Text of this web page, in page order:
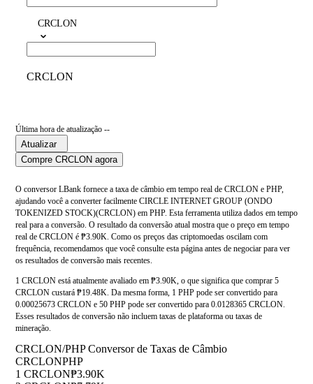
CRCLON
CRCLON
Última hora de atualização --
Atualizar
Compre CRCLON agora
O conversor LBank fornece a taxa de câmbio em tempo real de CRCLON e PHP,
ajudando você a converter facilmente CIRCLE INTERNET GROUP (ONDO
TOKENIZED STOCK)(CRCLON) em PHP. Esta ferramenta utiliza dados em tempo
real para a conversão. O resultado da conversão atual mostra que o preço em tempo
real de CRCLON é ₱3.90K. Como os preços das criptomoedas oscilam com
frequência, recomendamos que você consulte esta página antes de negociar para ver
os resultados de conversão mais recentes.
1 CRCLON está atualmente avaliado em ₱3.90K, o que significa que comprar 5
CRCLON custará ₱19.48K. Da mesma forma, 1 PHP pode ser convertido para
0.00025673 CRCLON e 50 PHP pode ser convertido para 0.0128365 CRCLON.
Esses resultados de conversão não incluem taxas de plataforma ou taxas de
mineração.
CRCLON/PHP Conversor de Taxas de Câmbio
CRCLONPHP
1 CRCLON₱3.90K